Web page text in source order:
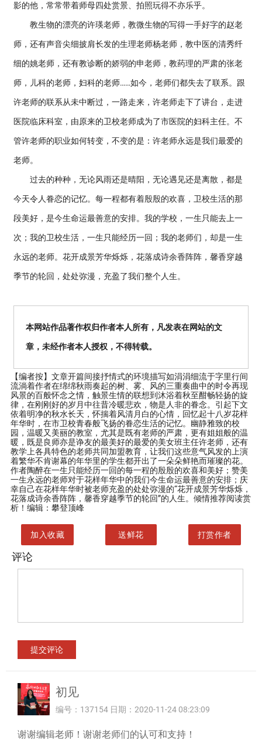
影的他，常常带着师母四处赏景、拍照玩得不亦乐乎。
教生物的漂亮的许瑛老师，教微生物的写得一手好字的赵老
师，还有声音尖细披肩长发的生理老师杨老师，教中医的清秀纤
细的姚老师，还有教诊断的娇弱的申老师，教药理的严肃的张老
师，儿科的老师，妇科的老师……如今，老师们都失去了联系。跟
许老师的联系从未中断过，一路走来，许老师走下了讲台，走进
医院临床科室，由原来的卫校老师成为了市医院的妇科主任。不
管许老师的职业如何转变，不变的是：许老师永远是我们最爱的
老师。
过去的种种，无论风雨还是晴阳，无论遇见还是离散，都是
今天令人眷恋的记忆。每一程都有着殷殷的欢喜，卫校生活的那
段美好，是今生命运最善意的安排。我的学校，一生只能去上一
次；我的卫校生活，一生只能经历一回；我的老师们，却是一生
永远的老师。花开成景芳华烁烁，花落成诗余香阵阵，馨香穿越
季节的轮回，处处弥漫，充盈了我们整个人生。
本网站作品著作权归作者本人所有，凡发表在网站的文
章，未经作者本人授权，不得转载。
【编者按】 文章开篇间接抒情式的环境描写如涓涓细流于字里行间
流淌着作者在绵绵秋雨奏起的树、雾、风的三重奏曲中的时令再现
风景的百般怀念之情，触景生情的联想到沐浴着秋至酣畅轻扬的旋
律，在刚刚好的岁月中往昔冷暖悲欢，物是人非的眷念。引起下文
依着明净的秋水长天，怀揣着风清月白的心情，回忆起十八岁花样
年华时，在市卫校青春般飞扬的眷恋生活的记忆。幽静雅致的校
园，温暖又美丽的教室，尤其是既有老师的严肃，更有姐姐般的温
暖，既是良师亦是诤友的最美好的最爱的美女班主任许老师，还有
教学上各具特色的老师共同加盟教育，让我们这些意气风发的上演
着繁华不肯谢幕的年华里的学生都开出了一朵朵鲜艳而璀璨的花。
作者陶醉在一生只能经历一回的每一程的殷殷的欢喜和美好；赞美
一生永远的老师对于花样年华中的我们今生命运最善意的安排；庆
幸自己在花样年华时被老师充盈的处处弥漫的“花开成景芳华烁烁，
花落成诗余香阵阵，馨香穿越季节的轮回”的人生。倾情推荐阅读赏
析！编辑：攀登顶峰
加入收藏 送鲜花 打赏作者
评论
初见
编号：137154 日期：2020-11-24 08:23:09
谢谢编辑老师！谢谢老师们的认可和支持！